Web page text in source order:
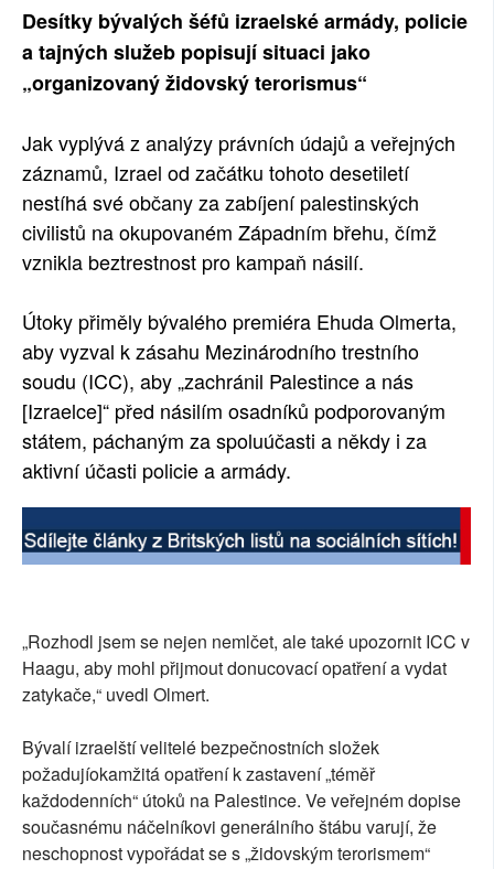
Desítky bývalých šéfů izraelské armády, policie
a tajných služeb popisují situaci jako
„organizovaný židovský terorismus“
Jak vyplývá z analýzy právních údajů a veřejných
záznamů, Izrael od začátku tohoto desetiletí
nestíhá své občany za zabíjení palestinských
civilistů na okupovaném Západním břehu, čímž
vznikla beztrestnost pro kampaň násilí.
Útoky přiměly bývalého premiéra Ehuda Olmerta,
aby vyzval k zásahu Mezinárodního trestního
soudu (ICC), aby „zachránil Palestince a nás
[Izraelce]“ před násilím osadníků podporovaným
státem, páchaným za spoluúčasti a někdy i za
aktivní účasti policie a armády.
„Rozhodl jsem se nejen nemlčet, ale také upozornit ICC v
Haagu, aby mohl přijmout donucovací opatření a vydat
zatykače,“ uvedl Olmert.
Bývalí izraelští velitelé bezpečnostních složek
požadujíokamžitá opatření k zastavení „téměř
každodenních“ útoků na Palestince. Ve veřejném dopise
současnému náčelníkovi generálního štábu varují, že
neschopnost vypořádat se s „židovským terorismem“